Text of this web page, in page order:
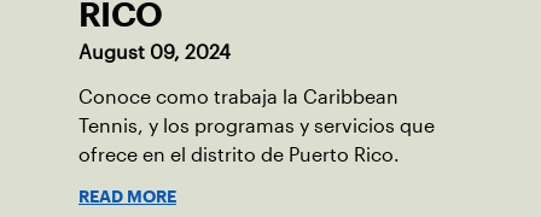
RICO
August 09, 2024
Conoce como trabaja la Caribbean
Tennis, y los programas y servicios que
ofrece en el distrito de Puerto Rico.
READ MORE